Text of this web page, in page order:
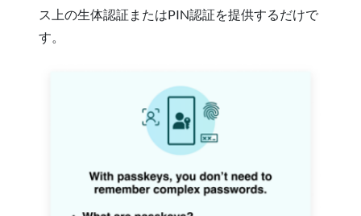
ス上の生体認証またはPIN認証を提供するだけで
す。